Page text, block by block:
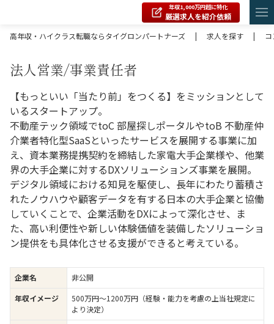
年収1,000万円超に特化
厳選求人を紹介依頼
高年収・ハイクラス転職ならタイグロンパートナーズ
| 求人を探す |
法人営業/事業責任者
【もっといい「当たり前」をつくる】をミッションとして
いるスタートアップ。
不動産テック領域でtoC 部屋探しポータルやtoB 不動産仲
介業者特化型SaaSといったサービスを展開する事業に加
え、資本業務提携契約を締結した家電大手企業様や、他業
界の大手企業に対するDXソリューションズ事業を展開。
デジタル領域における知見を駆使し、長年にわたり蓄積さ
れたノウハウや顧客データを有する日本の大手企業と協働
していくことで、企業活動をDXによって深化させ、ま
た、高い利便性や新しい体験価値を装備したソリューショ
ン提供をも具体化させる支援ができると考えている。
企業名
非公開
年収イメージ
500万円〜1200万円（経験・能力を考慮の上当社規定に
より決定）